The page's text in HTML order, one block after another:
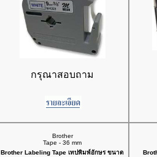
กรุณาสอบถาม
Brother
Tape - 36 mm
Brother Labeling Tape เทปพิมพ์อักษร ขนาด